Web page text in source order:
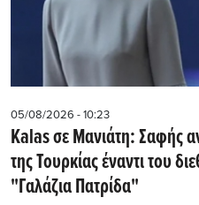
05/08/2026 - 10:23
Kalas σε Μανιάτη: Σαφής
της Τουρκίας έναντι του
"Γαλάζια Πατρίδα"